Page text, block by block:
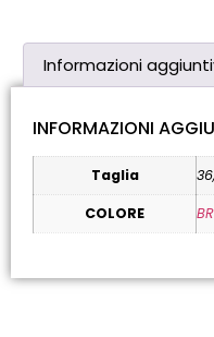
Informazioni
INFORMAZIONI
Taglia
COLORE